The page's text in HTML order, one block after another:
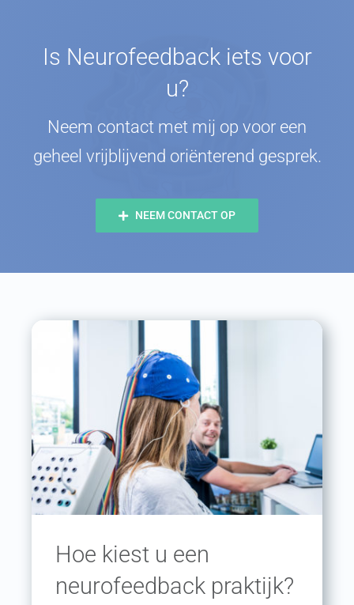
Is Neurofeedback iets voor
u?
Neem contact met mij op voor een
geheel vrijblijvend oriënterend gesprek.
NEEM CONTACT OP
Hoe kiest u een
neurofeedback praktijk?